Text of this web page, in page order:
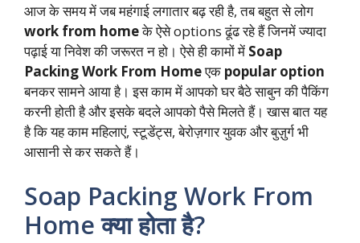
आज के समय में जब महंगाई लगातार बढ़ रही है, तब बहुत से लोग
work from homeके ऐसे options ढूंढ रहे हैं जिनमें ज्यादा
पढ़ाई या निवेश की जरूरत न हो। ऐसे ही कामों में Soap
Packing Work From Homeएक popular option
बनकर सामने आया है। इस काम में आपको घर बैठे साबुन की पैकिंग
करनी होती है और इसके बदले आपको पैसे मिलते हैं। खास बात यह
है कि यह काम महिलाएं, स्टूडेंट्स, बेरोज़गार युवक और बुज़ुर्ग भी
आसानी से कर सकते हैं।
Soap Packing Work From
Home क्या होता है?